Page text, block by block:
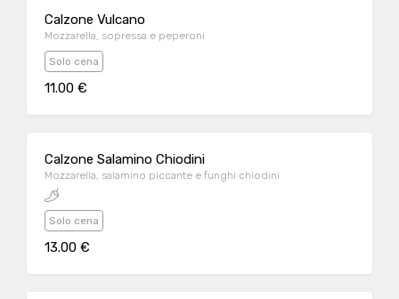
Calzone Vulcano
Mozzarella, sopressa e peperoni
Solo cena
11.00 €
Calzone Salamino Chiodini
Mozzarella, salamino piccante e funghi chiodini
Solo cena
13.00 €